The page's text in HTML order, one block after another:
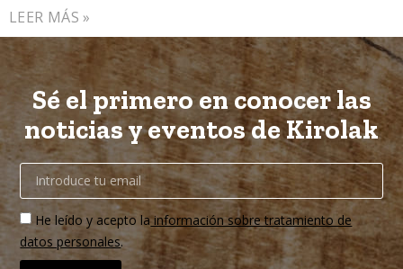
LEER MÁS »
Sé el primero en conocer las
noticias y eventos de Kirolak
He leído y acepto lainformación sobre tratamiento de
datos personales.